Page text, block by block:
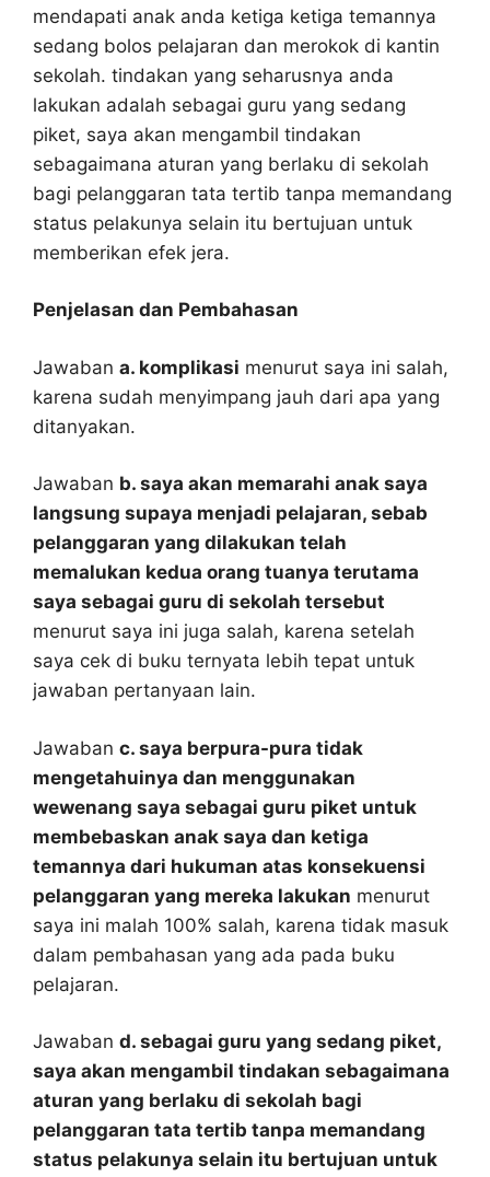
mendapati anak anda ketiga ketiga temannya
sedang bolos pelajaran dan merokok di kantin
sekolah. tindakan yang seharusnya anda
lakukan adalah sebagai guru yang sedang
piket, saya akan mengambil tindakan
sebagaimana aturan yang berlaku di sekolah
bagi pelanggaran tata tertib tanpa memandang
status pelakunya selain itu bertujuan untuk
memberikan efek jera.
Penjelasan dan Pembahasan
Jawaban a. komplikasi menurut saya ini salah,
karena sudah menyimpang jauh dari apa yang
ditanyakan.
Jawaban b. saya akan memarahi anak saya
langsung supaya menjadi pelajaran, sebab
pelanggaran yang dilakukan telah
memalukan kedua orang tuanya terutama
saya sebagai guru di sekolah tersebut
menurut saya ini juga salah, karena setelah
saya cek di buku ternyata lebih tepat untuk
jawaban pertanyaan lain.
Jawaban c. saya berpura-pura tidak
mengetahuinya dan menggunakan
wewenang saya sebagai guru piket untuk
membebaskan anak saya dan ketiga
temannya dari hukuman atas konsekuensi
pelanggaran yang mereka lakukan menurut
saya ini malah 100% salah, karena tidak masuk
dalam pembahasan yang ada pada buku
pelajaran.
Jawaban d. sebagai guru yang sedang piket,
saya akan mengambil tindakan sebagaimana
aturan yang berlaku di sekolah bagi
pelanggaran tata tertib tanpa memandang
status pelakunya selain itu bertujuan untuk